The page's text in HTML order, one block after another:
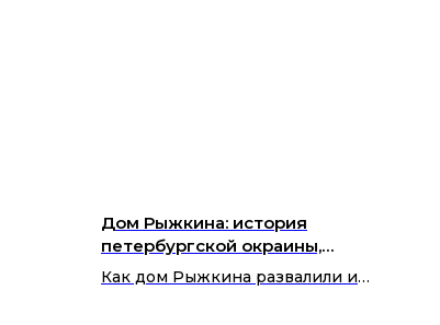
Дом Рыжкина: история
петербургской окраины,
отстроенной почти заново
Как дом Рыжкина развалили и